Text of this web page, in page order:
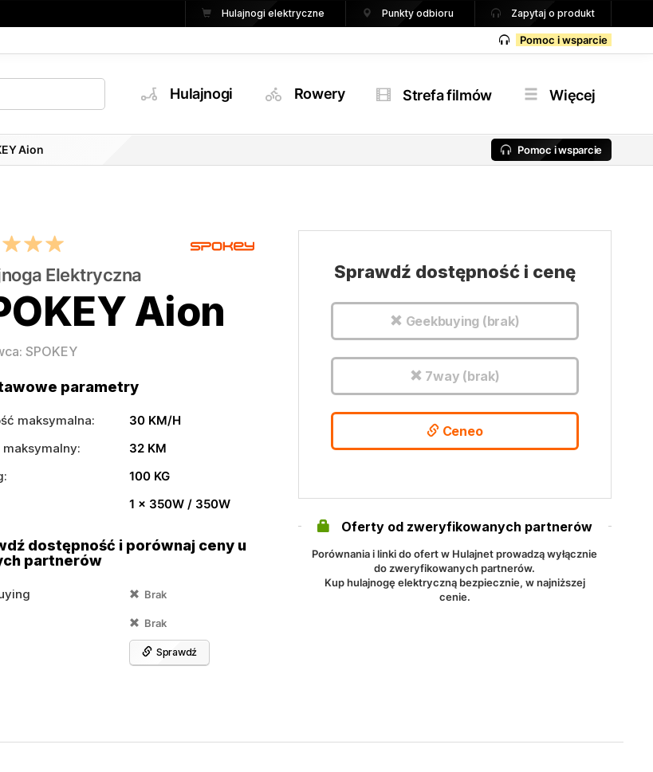
Hulajnogi elektryczne Punkty odbioru Zapytaj o produkt
Pomoc i wsparcie
Hulajnogi Rowery Strefa filmów Więcej
Aion Pomoc i wsparcie
Sprawdź dostępność i cenę
Geekbuying (brak)
7way (brak)
Ceneo
Oferty od zweryfikowanych partnerów
Porównania i linki do ofert w Hulajnet prowadzą wyłącznie
do zweryfikowanych partnerów.
Kup hulajnogę elektryczną bezpiecznie, w najniższej
cenie.
Elektryczna
Aion
SPOKEY
parametry
maksymalna:
30 KM/H
maksymalny:
32 KM
100 KG
1 x 350W / 350W
dostępność i porównaj ceny u
partnerów
Brak
Brak
Sprawdź